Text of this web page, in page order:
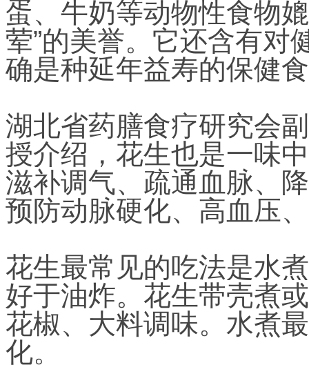
蛋、牛奶等动物性食物
荤”的美誉。它还含有对
确是种延年益寿的保健
湖北省药膳食疗研究会
授介绍，花生也是一味
滋补调气、疏通血脉、
预防动脉硬化、高血压
花生最常见的吃法是水
好于油炸。花生带壳煮
花椒、大料调味。水煮
化。